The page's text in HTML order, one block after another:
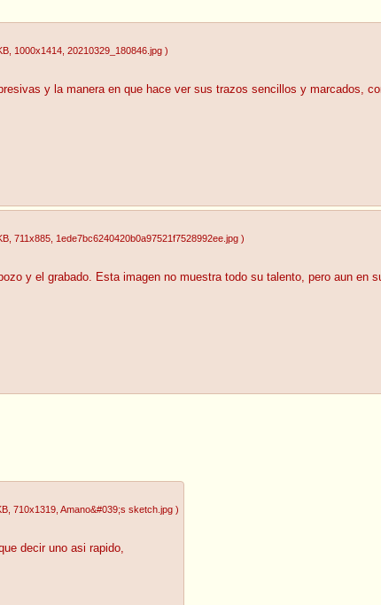
, 1000x1414 , 20210329_180846.jpg )
y la manera en que hace ver sus trazos sencillos y marcados,
, 711x885 , 1ede7bc6240420b0a97521f7528992ee.jpg )
y el grabado. Esta imagen no muestra todo su talento, pero aun en
, 710x1319 , Amano&#039;s sketch.jpg )
decir uno asi rapido,